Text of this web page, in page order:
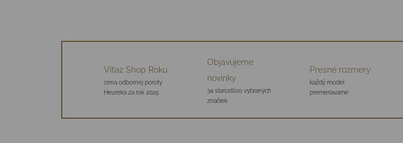
Víťaz Shop Roku
cena odbornej poroty
Heureka za rok 2025
Objavujeme
novinky
34 starostlivo vybraných
značiek
Presné rozmery
každý model
premeriavame